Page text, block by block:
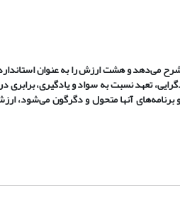
می‌دهد و هشت ارزش را به عنوان
تعهد نسبت به سواد و یادگیری،
آنها متحول و دگرگون می‌شود،